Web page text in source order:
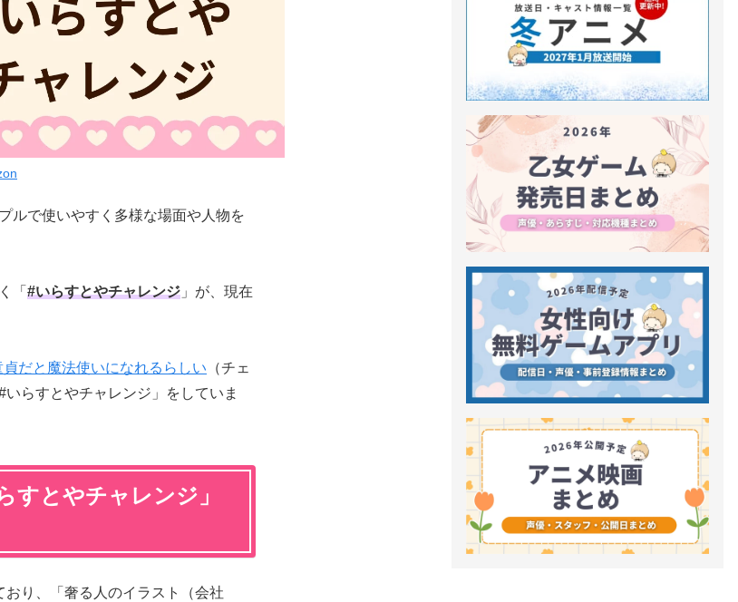
ルで使いやすく多様な場面や人物を
「 #いらすとやチャレンジ 」が、現在
だと魔法使いになれるらしい （チェ
らすとやチャレンジ」をしていま
すとやチャレンジ」
おり、「奢る人のイラスト（会社